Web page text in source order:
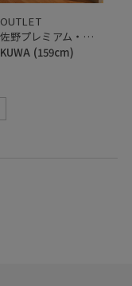
OUTLET
佐野プレミアム・アウトレット
KUWA (159cm)